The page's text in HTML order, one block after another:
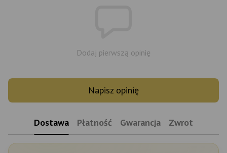
Dodaj pierwszą opinię
Napisz opinię
Dostawa Płatność Gwarancja Zwrot